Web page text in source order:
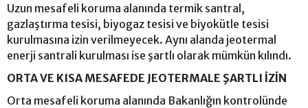
Uzun mesafeli koruma alanında termik santral,
gazlaştırma tesisi, biyogaz tesisi ve biyokütle tesisi
kurulmasına izin verilmeyecek. Aynı alanda jeotermal
enerji santrali kurulması ise şartlı olarak mümkün kılındı.
ORTA VE KISA MESAFEDE JEOTERMALE ŞARTLI İZİN
Orta mesafeli koruma alanında Bakanlığın kontrolünde